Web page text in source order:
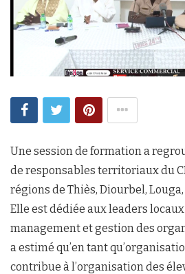
Une session de formation a
de responsables territoriaux du
régions de Thiès, Diourbel,
Elle est dédiée aux leaders locaux
management et gestion des
a estimé qu’en tant
contribue à l’organisation des